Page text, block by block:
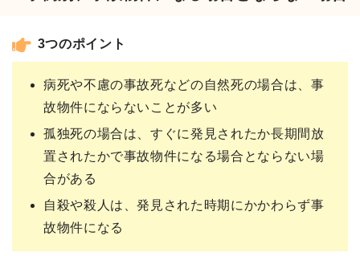
3つのポイント
病死や不慮の事故死などの自然死の場合は、事
故物件にならないことが多い
孤独死の場合は、すぐに発見されたか長期間放
置されたかで事故物件になる場合とならない場
合がある
自殺や殺人は、発見された時期にかかわらず事
故物件になる